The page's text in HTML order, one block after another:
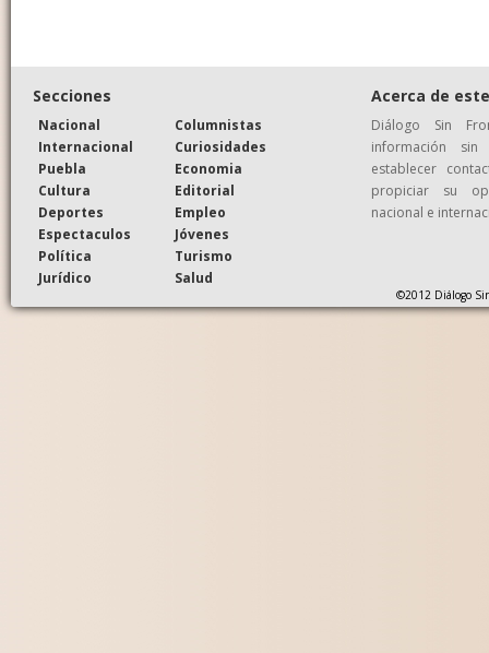
Secciones
Nacional
Internacional
Puebla
Cultura
Deportes
Espectaculos
Política
Jurídico
Columnistas
Curiosidades
Economia
Editorial
Empleo
Jóvenes
Turismo
Salud
Acerca de
Diálogo Sin
información sin
establecer
propiciar su
nacional e
©2012 Diálogo